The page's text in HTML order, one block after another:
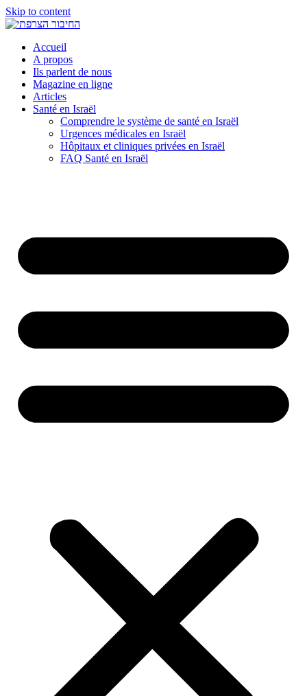
Skip to content
Accueil
A propos
Ils parlent de nous
Magazine en ligne
Articles
Santé en Israël
Comprendre le système de santé en Israël
Urgences médicales en Israël
Hôpitaux et cliniques privées en Israël
FAQ Santé en Israël